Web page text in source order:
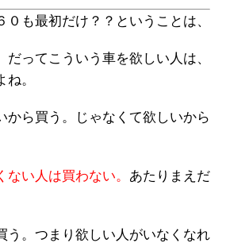
０も最初だけ？？ということは、
ってこういう車を欲しい人は、
。
から買う。じゃなくて欲しいから
ない人は買わない。 あたりまえだ
う。つまり欲しい人がいなくなれ